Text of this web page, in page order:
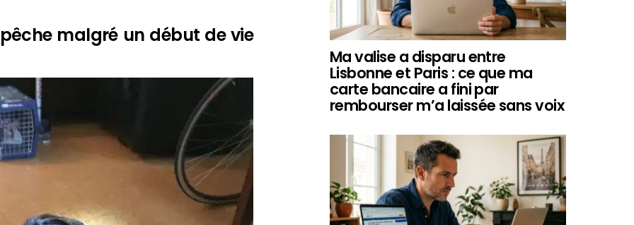
malgré un début de vie
Ma valise a disparu entre
Lisbonne et Paris : ce que ma
carte bancaire a fini par
rembourser m’a laissée sans voix